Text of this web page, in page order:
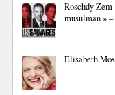
Roschdy Zem
musulman »
Elisabeth